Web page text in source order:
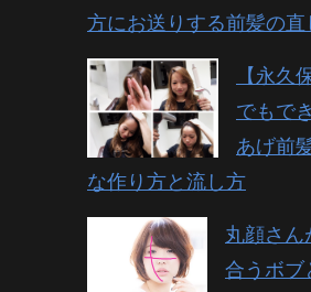
方にお送りする前髪の直
【永久
でもで
あげ前
な作り方と流し方
丸顔さん
合うボブ